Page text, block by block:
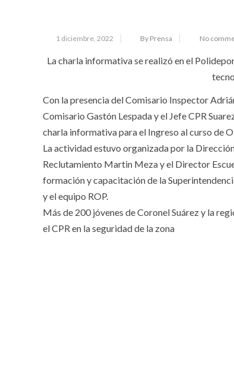
1 diciembre, 2022 By Prensa No
La charla informativa se realizó en el
Con la presencia del Comisario Inspector
Comisario Gastón Lespada y el Jefe CPR
charla informativa para el Ingreso al curso de
La actividad estuvo organizada por la
Reclutamiento Martin Meza y el Director
formación y capacitación de la
y el equipo ROP.
Más de 200 jóvenes de Coronel Suárez y la
el CPR en la seguridad de la zona